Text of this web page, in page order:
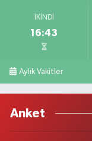
İKINDI
16:43
Aylık Vakitler
Anket